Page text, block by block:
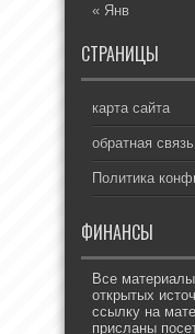
« Янв
СТРАНИЦЫ
карта сайта
обратная связь
Политика
ФИНАНСЫ
Все
открытых
ссылку на
присланы